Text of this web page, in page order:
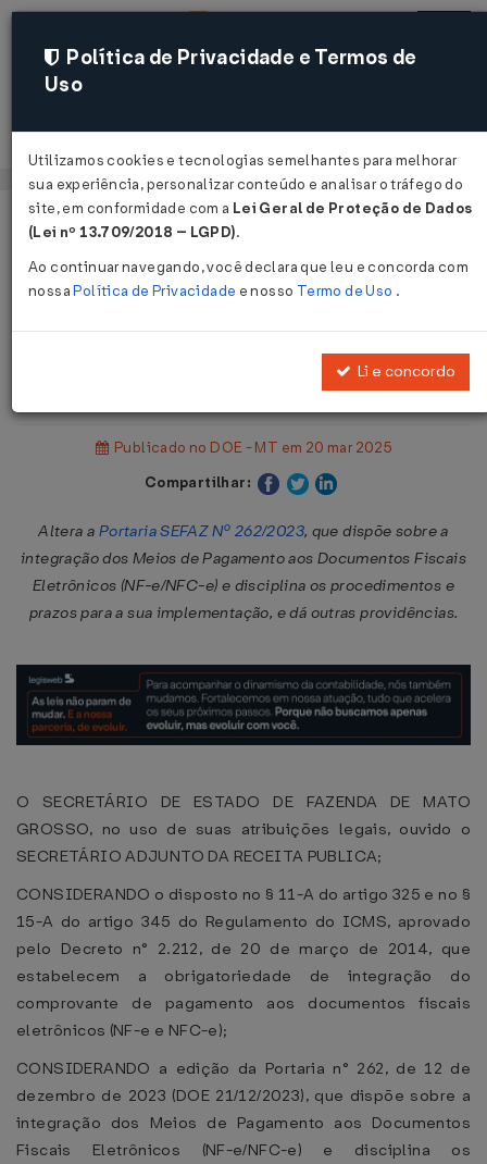
Acessar
Página Inicial
Legislações
Portaria SEFAZ Nº 43 DE
Publicado no DOE - MT em 20 mar 2025
Compartilhar:
Altera a Portaria SEFAZ Nº 262/2023, que dispõe sobre a
integração dos Meios de Pagamento aos Documentos Fiscais
Eletrônicos (NF-e/NFC-e) e disciplina os procedimentos e
prazos para a sua implementação, e dá outras providências.
O SECRETÁRIO DE ESTADO DE FAZENDA DE MATO
GROSSO, no uso de suas atribuições legais, ouvido o
SECRETÁRIO ADJUNTO DA RECEITA PUBLICA;
CONSIDERANDO o disposto no § 11-A do artigo 325 e no §
15-A do artigo 345 do Regulamento do ICMS, aprovado
pelo Decreto n° 2.212, de 20 de março de 2014, que
estabelecem a obrigatoriedade de integração do
comprovante de pagamento aos documentos fiscais
eletrônicos (NF-e e NFC-e);
CONSIDERANDO a edição da Portaria n° 262, de 12 de
dezembro de 2023 (DOE 21/12/2023), que dispõe sobre a
integração dos Meios de Pagamento aos Documentos
Fiscais Eletrônicos (NF-e/NFC-e) e disciplina os
Política de Privacidade e Termos de
Uso
Utilizamos cookies e tecnologias semelhantes para melhorar
sua experiência, personalizar conteúdo e analisar o tráfego do
site, em conformidade com a Lei Geral de Proteção de Dados
(Lei nº 13.709/2018 – LGPD).
Ao continuar navegando, você declara que leu e concorda com
nossaPolítica de Privacidade e nosso Termo de Uso .
Li e concordo